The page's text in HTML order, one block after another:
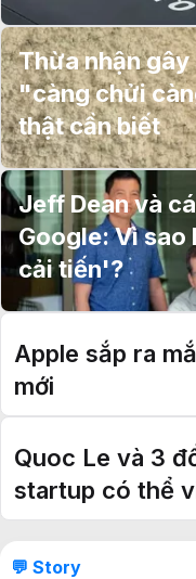
Thừa nhận
"càng chửi
thật cần biết
Jeff Dean và
Google: Vì
cải tiến'?
Apple sắp ra
mới
Quoc Le và 3
startup có thể
💬 Story